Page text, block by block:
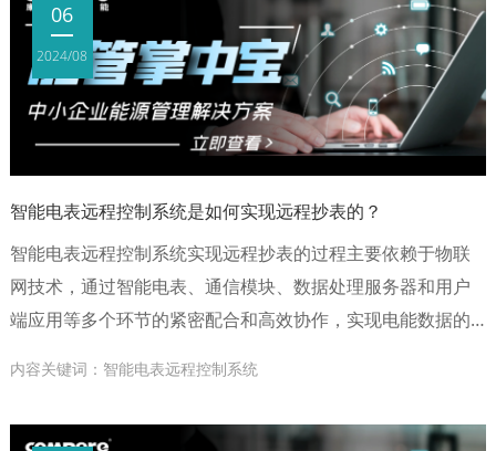
06
2024/08
智能电表远程控制系统是如何实现远程抄表的？
智能电表远程控制系统实现远程抄表的过程主要依赖于物联
网技术，通过智能电表、通信模块、数据处理服务器和用户
端应用等多个环节的紧密配合和高效协作，实现电能数据的
内容关键词：智能电表远程控制系统